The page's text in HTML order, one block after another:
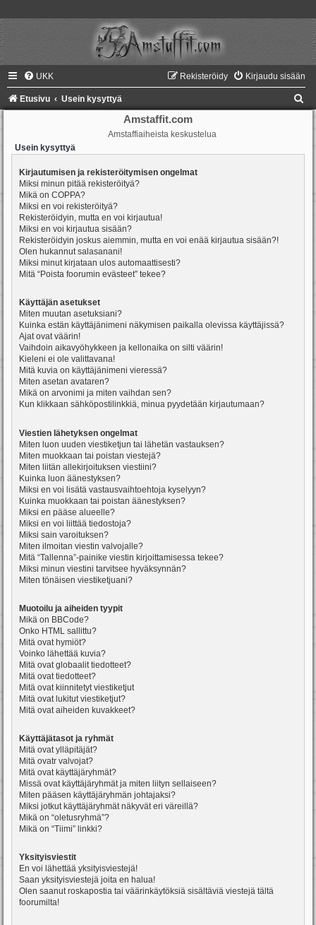
UKK Kirjaudu sisään
Rekisteröidy
Etusivu Usein kysyttyä
Amstaffit.com
Amstaffiaiheista keskustelua
Usein kysyttyä
Kirjautumisen ja rekisteröitymisen ongelmat
Miksi minun pitää rekisteröityä?
Mikä on COPPA?
Miksi en voi rekisteröityä?
Rekisteröidyin, mutta en voi kirjautua!
Miksi en voi kirjautua sisään?
Rekisteröidyin joskus aiemmin, mutta en voi enää kirjautua sisään?!
Olen hukannut salasanani!
Miksi minut kirjataan ulos automaattisesti?
Mitä “Poista foorumin evästeet” tekee?
Käyttäjän asetukset
Miten muutan asetuksiani?
Kuinka estän käyttäjänimeni näkymisen paikalla olevissa käyttäjissä?
Ajat ovat väärin!
Vaihdoin aikavyöhykkeen ja kellonaika on silti väärin!
Kieleni ei ole valittavana!
Mitä kuvia on käyttäjänimeni vieressä?
Miten asetan avataren?
Mikä on arvonimi ja miten vaihdan sen?
Kun klikkaan sähköpostilinkkiä, minua pyydetään kirjautumaan?
Viestien lähetyksen ongelmat
Miten luon uuden viestiketjun tai lähetän vastauksen?
Miten muokkaan tai poistan viestejä?
Miten liitän allekirjoituksen viestiini?
Kuinka luon äänestyksen?
Miksi en voi lisätä vastausvaihtoehtoja kyselyyn?
Kuinka muokkaan tai poistan äänestyksen?
Miksi en pääse alueelle?
Miksi en voi liittää tiedostoja?
Miksi sain varoituksen?
Miten ilmoitan viestin valvojalle?
Mitä “Tallenna”-painike viestin kirjoittamisessa tekee?
Miksi minun viestini tarvitsee hyväksynnän?
Miten tönäisen viestiketjuani?
Muotoilu ja aiheiden tyypit
Mikä on BBCode?
Onko HTML sallittu?
Mitä ovat hymiöt?
Voinko lähettää kuvia?
Mitä ovat globaalit tiedotteet?
Mitä ovat tiedotteet?
Mitä ovat kiinnitetyt viestiketjut
Mitä ovat lukitut viestiketjut?
Mitä ovat aiheiden kuvakkeet?
Käyttäjätasot ja ryhmät
Mitä ovat ylläpitäjät?
Mitä ovatr valvojat?
Mitä ovat käyttäjäryhmät?
Missä ovat käyttäjäryhmät ja miten liityn sellaiseen?
Miten pääsen käyttäjäryhmän johtajaksi?
Miksi jotkut käyttäjäryhmät näkyvät eri väreillä?
Mikä on “oletusryhmä”?
Mikä on “Tiimi” linkki?
Yksityisviestit
En voi lähettää yksityisviestejä!
Saan yksityisviestejä joita en halua!
Olen saanut roskapostia tai väärinkäytöksiä sisältäviä viestejä tältä
foorumilta!